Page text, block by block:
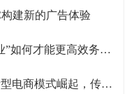
建新的广告体验
？这家车企做了一次有益尝试！
起，传统电商何去何从？